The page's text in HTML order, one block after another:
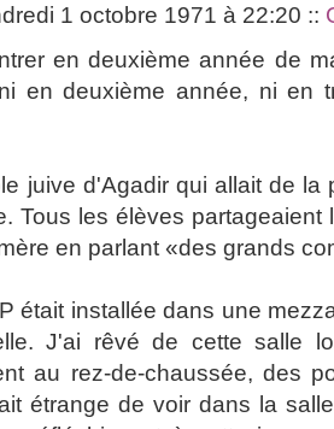
1 octobre 1971 à 22:20 ::
en deuxième année de
en deuxième année, ni en
juive d'Agadir qui allait de la
Tous les élèves
en parlant «des grands
était installée dans une
J'ai rêvé de cette salle
au rez-de-chaussée, des
étrange de voir dans la